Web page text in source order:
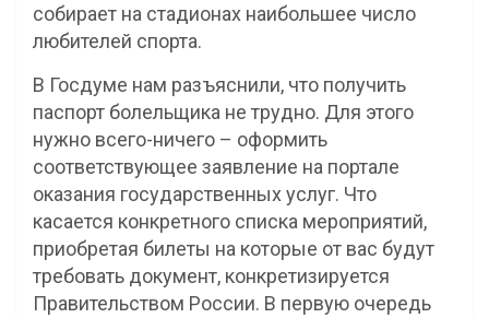
собирает на стадионах наибольшее число
любителей спорта.
В Госдуме нам разъяснили, что получить
паспорт болельщика не трудно. Для этого
нужно всего-ничего – оформить
соответствующее заявление на портале
оказания государственных услуг. Что
касается конкретного списка мероприятий,
приобретая билеты на которые от вас будут
требовать документ, конкретизируется
Правительством России. В первую очередь